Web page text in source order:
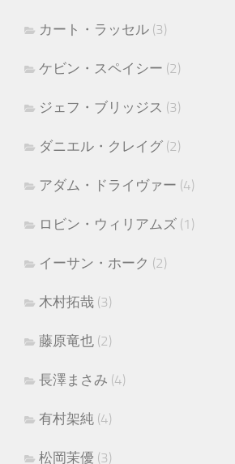
カート・ラッセル (3)
ケビン・スペイシー (2)
ジェフ・ブリッジス (3)
ダニエル・クレイグ (2)
アダム・ドライヴァー (4)
ロビン・ウィリアムズ (1)
イーサン・ホーク (2)
木村拓哉 (3)
藤原竜也 (2)
長澤まさみ (4)
有村架純 (4)
松岡茉優 (3)